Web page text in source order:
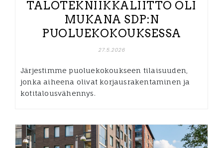
TALOTEKNIIKKALIITTO OLI
MUKANA SDP:N
PUOLUEKOKOUKSESSA
27.5.2026
Järjestimme puoluekokoukseen tilaisuuden,
jonka aiheena olivat korjausrakentaminen ja
kotitalousvähennys.